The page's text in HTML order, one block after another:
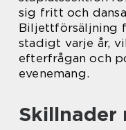
sig fritt och
Biljettförsäljning
stadigt varje år,
efterfrågan och
evenemang.
Skillnader